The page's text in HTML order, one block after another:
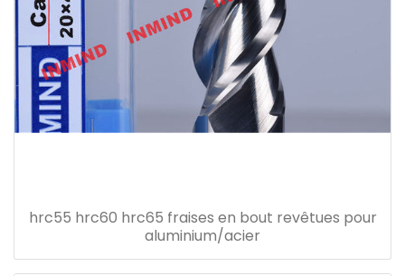
hrc55 hrc60 hrc65 fraises en bout revêtues pour
aluminium/acier